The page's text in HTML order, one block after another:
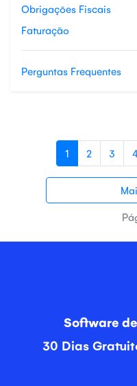
Obrigações Fiscais
Faturação
Perguntas Frequentes
1 2 3 4
Software
30 Dias